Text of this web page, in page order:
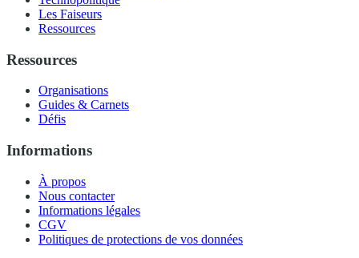
Les Faiseurs
Ressources
Ressources
Organisations
Guides & Carnets
Défis
Informations
À propos
Nous contacter
Informations légales
CGV
Politiques de protections de vos données